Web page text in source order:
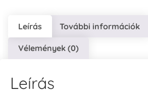
Leírás További információk
Vélemények (0)
Leírás